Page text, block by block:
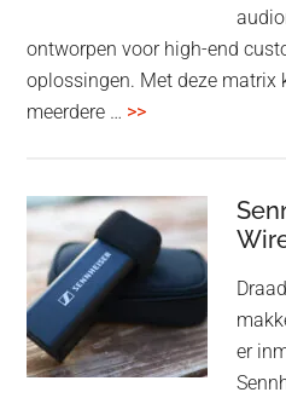
ontworpen voor high-end
oplossingen. Met deze matrix
meerdere … >>overMcIntosh
audiomatrix
voor
high-
end
multiroom
er